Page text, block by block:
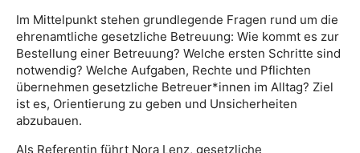
Im Mittelpunkt stehen grundlegende Fragen rund um die
ehrenamtliche gesetzliche Betreuung: Wie kommt es zur
Bestellung einer Betreuung? Welche ersten Schritte sind
notwendig? Welche Aufgaben, Rechte und Pflichten
übernehmen gesetzliche Betreuer*innen im Alltag? Ziel
ist es, Orientierung zu geben und Unsicherheiten
abzubauen.
Als Referentin führt Nora Lenz, gesetzliche